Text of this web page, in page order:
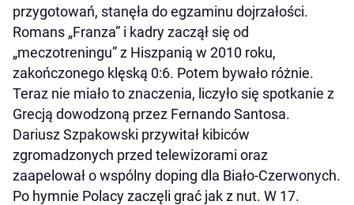
przygotowań, stanęła do egzaminu dojrzałości.
Romans „Franza” i kadry zaczął się od
„meczotreningu” z Hiszpanią w 2010 roku,
zakończonego klęską 0:6. Potem bywało różnie.
Teraz nie miało to znaczenia, liczyło się spotkanie z
Grecją dowodzoną przez Fernando Santosa.
Dariusz Szpakowski przywitał kibiców
zgromadzonych przed telewizorami oraz
zaapelował o wspólny doping dla Biało-Czerwonych.
Po hymnie Polacy zaczęli grać jak z nut. W 17.